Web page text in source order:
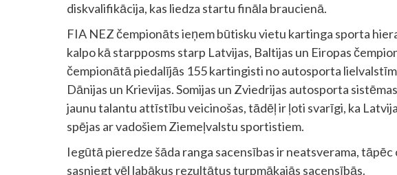
diskvalifikācija, kas liedza startu fināla braucienā.
FIA NEZ čempionāts ieņem būtisku vietu kartinga sporta
kalpo kā starpposms starp Latvijas, Baltijas un Eiropas
čempionātā piedalījās 155 kartingisti no autosporta
Dānijas un Krievijas. Somijas un Zviedrijas autosporta
jaunu talantu attīstību veicinošas, tādēļ ir ļoti svarīgi, ka
spējas ar vadošiem Ziemeļvalstu sportistiem.
Iegūtā pieredze šāda ranga sacensības ir neatsverama,
sasniegt vēl labākus rezultātus turpmākajās sacensībās.